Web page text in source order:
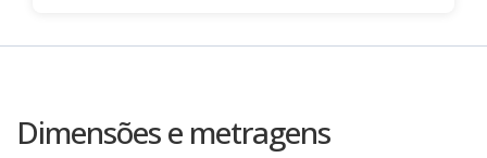
Dimensões e metragens